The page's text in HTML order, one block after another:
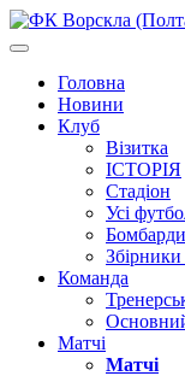
Головна
Новини
Клуб
Візитка
ІСТОРІЯ
Стадіон
Усі
Команда
Матчі
Матчі